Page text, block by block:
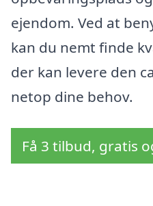
ejendom. Ved at
kan du nemt finde
der kan levere den
netop dine behov.
Få 3 tilbud, gratis